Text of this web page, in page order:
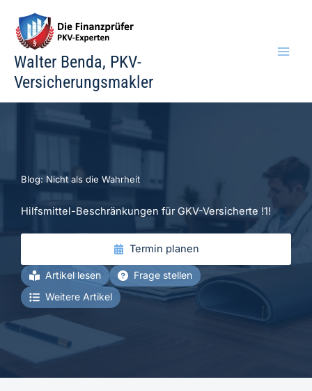
Inhalt
springen
Walter Benda, PKV-
Versicherungsmakler
Blog: Nicht als die Wahrheit
Hilfsmittel-Beschränkungen für GKV-Versicherte !1!
Termin planen
Artikel lesen
Frage stellen
Weitere Artikel